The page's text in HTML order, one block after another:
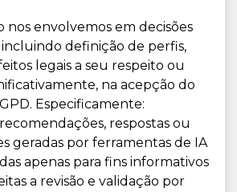
nos envolvemos em decisões
definição de perfis,
legais a seu respeito ou
na acepção do
Especificamente:
respostas ou
geradas por ferramentas de IA
apenas para fins informativos
a revisão e validação por